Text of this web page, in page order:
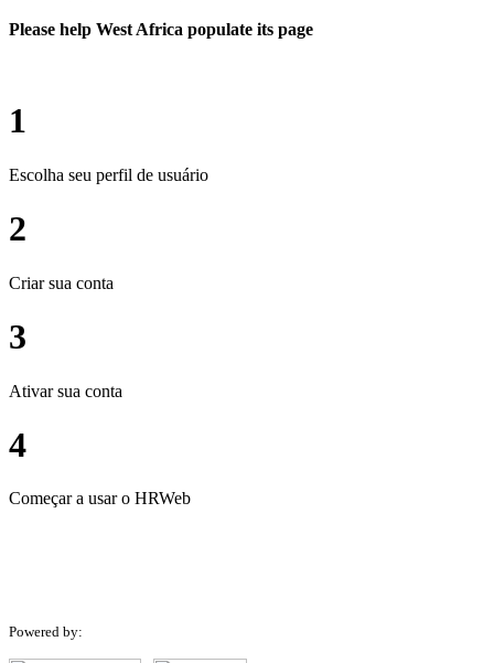
Please help West Africa populate its page
1
Escolha seu perfil de usuário
2
Criar sua conta
3
Ativar sua conta
4
Começar a usar o HRWeb
Powered by: